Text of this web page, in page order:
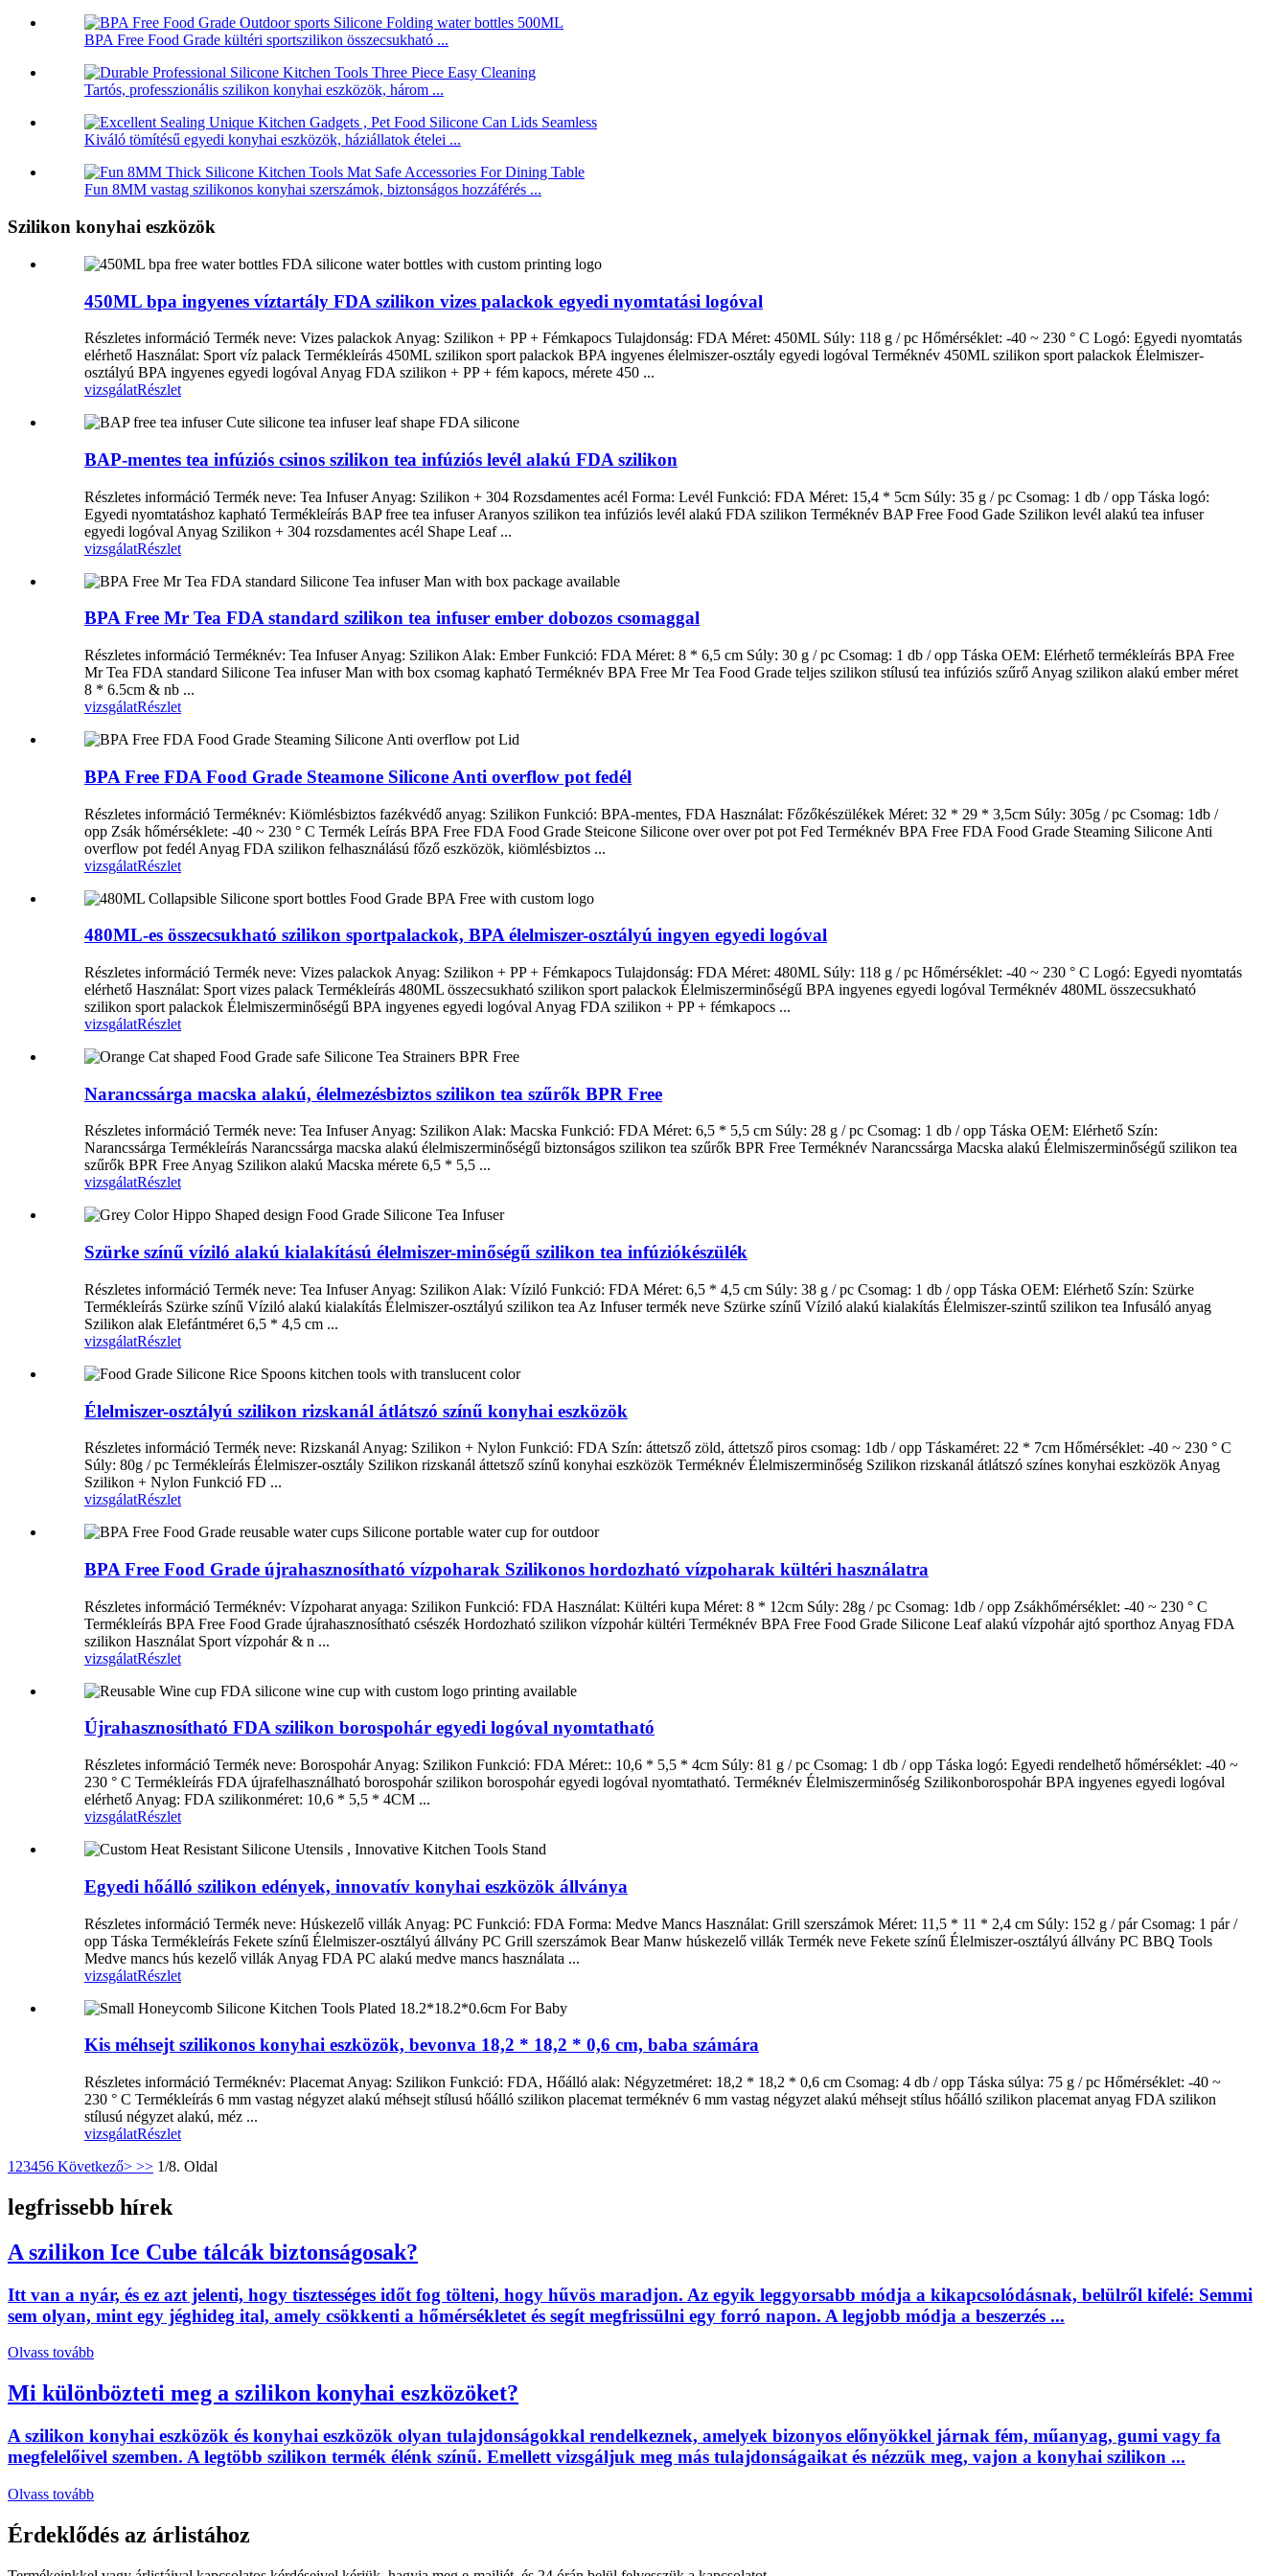
BPA Free Food Grade kültéri sportszilikon összecsukható ...
Tartós, professzionális szilikon konyhai eszközök, három ...
Kiváló tömítésű egyedi konyhai eszközök, háziállatok ételei ...
Fun 8MM vastag szilikonos konyhai szerszámok, biztonságos hozzáférés ...
Szilikon konyhai eszközök
450ML bpa ingyenes víztartály FDA szilikon vizes palackok egyedi nyomtatási logóval
Részletes információ Termék neve: Vizes palackok Anyag: Szilikon + PP + Fémkapocs Tulajdonság: FDA Méret: 450ML Súly: 118 g / pc Hőmérséklet: -40 ~ 230 ° C Logó: Egyedi nyomtatás
elérhető Használat: Sport víz palack Termékleírás 450ML szilikon sport palackok BPA ingyenes élelmiszer-osztály egyedi logóval Terméknév 450ML szilikon sport palackok Élelmiszer-
osztályú BPA ingyenes egyedi logóval Anyag FDA szilikon + PP + fém kapocs, mérete 450 ...
vizsgálatRészlet
BAP-mentes tea infúziós csinos szilikon tea infúziós levél alakú FDA szilikon
Részletes információ Termék neve: Tea Infuser Anyag: Szilikon + 304 Rozsdamentes acél Forma: Levél Funkció: FDA Méret: 15,4 * 5cm Súly: 35 g / pc Csomag: 1 db / opp Táska logó:
Egyedi nyomtatáshoz kapható Termékleírás BAP free tea infuser Aranyos szilikon tea infúziós levél alakú FDA szilikon Terméknév BAP Free Food Gade Szilikon levél alakú tea infuser
egyedi logóval Anyag Szilikon + 304 rozsdamentes acél Shape Leaf ...
vizsgálatRészlet
BPA Free Mr Tea FDA standard szilikon tea infuser ember dobozos csomaggal
Részletes információ Terméknév: Tea Infuser Anyag: Szilikon Alak: Ember Funkció: FDA Méret: 8 * 6,5 cm Súly: 30 g / pc Csomag: 1 db / opp Táska OEM: Elérhető termékleírás BPA Free
Mr Tea FDA standard Silicone Tea infuser Man with box csomag kapható Terméknév BPA Free Mr Tea Food Grade teljes szilikon stílusú tea infúziós szűrő Anyag szilikon alakú ember méret
8 * 6.5cm & nb ...
vizsgálatRészlet
BPA Free FDA Food Grade Steamone Silicone Anti overflow pot fedél
Részletes információ Terméknév: Kiömlésbiztos fazékvédő anyag: Szilikon Funkció: BPA-mentes, FDA Használat: Főzőkészülékek Méret: 32 * 29 * 3,5cm Súly: 305g / pc Csomag: 1db /
opp Zsák hőmérséklete: -40 ~ 230 ° C Termék Leírás BPA Free FDA Food Grade Steicone Silicone over over pot pot Fed Terméknév BPA Free FDA Food Grade Steaming Silicone Anti
overflow pot fedél Anyag FDA szilikon felhasználású főző eszközök, kiömlésbiztos ...
vizsgálatRészlet
480ML-es összecsukható szilikon sportpalackok, BPA élelmiszer-osztályú ingyen egyedi logóval
Részletes információ Termék neve: Vizes palackok Anyag: Szilikon + PP + Fémkapocs Tulajdonság: FDA Méret: 480ML Súly: 118 g / pc Hőmérséklet: -40 ~ 230 ° C Logó: Egyedi nyomtatás
elérhető Használat: Sport vizes palack Termékleírás 480ML összecsukható szilikon sport palackok Élelmiszerminőségű BPA ingyenes egyedi logóval Terméknév 480ML összecsukható
szilikon sport palackok Élelmiszerminőségű BPA ingyenes egyedi logóval Anyag FDA szilikon + PP + fémkapocs ...
vizsgálatRészlet
Narancssárga macska alakú, élelmezésbiztos szilikon tea szűrők BPR Free
Részletes információ Termék neve: Tea Infuser Anyag: Szilikon Alak: Macska Funkció: FDA Méret: 6,5 * 5,5 cm Súly: 28 g / pc Csomag: 1 db / opp Táska OEM: Elérhető Szín:
Narancssárga Termékleírás Narancssárga macska alakú élelmiszerminőségű biztonságos szilikon tea szűrők BPR Free Terméknév Narancssárga Macska alakú Élelmiszerminőségű szilikon tea
szűrők BPR Free Anyag Szilikon alakú Macska mérete 6,5 * 5,5 ...
vizsgálatRészlet
Szürke színű víziló alakú kialakítású élelmiszer-minőségű szilikon tea infúziókészülék
Részletes információ Termék neve: Tea Infuser Anyag: Szilikon Alak: Víziló Funkció: FDA Méret: 6,5 * 4,5 cm Súly: 38 g / pc Csomag: 1 db / opp Táska OEM: Elérhető Szín: Szürke
Termékleírás Szürke színű Víziló alakú kialakítás Élelmiszer-osztályú szilikon tea Az Infuser termék neve Szürke színű Víziló alakú kialakítás Élelmiszer-szintű szilikon tea Infusáló anyag
Szilikon alak Elefántméret 6,5 * 4,5 cm ...
vizsgálatRészlet
Élelmiszer-osztályú szilikon rizskanál átlátszó színű konyhai eszközök
Részletes információ Termék neve: Rizskanál Anyag: Szilikon + Nylon Funkció: FDA Szín: áttetsző zöld, áttetsző piros csomag: 1db / opp Táskaméret: 22 * ​​7cm Hőmérséklet: -40 ~ 230 ° C
Súly: 80g / pc Termékleírás Élelmiszer-osztály Szilikon rizskanál áttetsző színű konyhai eszközök Terméknév Élelmiszerminőség Szilikon rizskanál átlátszó színes konyhai eszközök Anyag
Szilikon + Nylon Funkció FD ...
vizsgálatRészlet
BPA Free Food Grade újrahasznosítható vízpoharak Szilikonos hordozható vízpoharak kültéri használatra
Részletes információ Terméknév: Vízpoharat anyaga: Szilikon Funkció: FDA Használat: Kültéri kupa Méret: 8 * 12cm Súly: 28g / pc Csomag: 1db / opp Zsákhőmérséklet: -40 ~ 230 ° C
Termékleírás BPA Free Food Grade újrahasznosítható csészék Hordozható szilikon vízpohár kültéri Terméknév BPA Free Food Grade Silicone Leaf alakú vízpohár ajtó sporthoz Anyag FDA
szilikon Használat Sport vízpohár & n ...
vizsgálatRészlet
Újrahasznosítható FDA szilikon borospohár egyedi logóval nyomtatható
Részletes információ Termék neve: Borospohár Anyag: Szilikon Funkció: FDA Méret:: 10,6 * 5,5 * 4cm Súly: 81 g / pc Csomag: 1 db / opp Táska logó: Egyedi rendelhető hőmérséklet: -40 ~
230 ° C Termékleírás FDA újrafelhasználható borospohár szilikon borospohár egyedi logóval nyomtatható. Terméknév Élelmiszerminőség Szilikonborospohár BPA ingyenes egyedi logóval
elérhető Anyag: FDA szilikonméret: 10,6 * 5,5 * 4CM ...
vizsgálatRészlet
Egyedi hőálló szilikon edények, innovatív konyhai eszközök állványa
Részletes információ Termék neve: Húskezelő villák Anyag: PC Funkció: FDA Forma: Medve Mancs Használat: Grill szerszámok Méret: 11,5 * 11 * 2,4 cm Súly: 152 g / pár Csomag: 1 pár /
opp Táska Termékleírás Fekete színű Élelmiszer-osztályú állvány PC Grill szerszámok Bear Manw húskezelő villák Termék neve Fekete színű Élelmiszer-osztályú állvány PC BBQ Tools
Medve mancs hús kezelő villák Anyag FDA PC alakú medve mancs használata ...
vizsgálatRészlet
Kis méhsejt szilikonos konyhai eszközök, bevonva 18,2 * 18,2 * 0,6 cm, baba számára
Részletes információ Terméknév: Placemat Anyag: Szilikon Funkció: FDA, Hőálló alak: Négyzetméret: 18,2 * 18,2 * 0,6 cm Csomag: 4 db / opp Táska súlya: 75 g / pc Hőmérséklet: -40 ~
230 ° C Termékleírás 6 mm vastag négyzet alakú méhsejt stílusú hőálló szilikon placemat terméknév 6 mm vastag négyzet alakú méhsejt stílus hőálló szilikon placemat anyag FDA szilikon
stílusú négyzet alakú, méz ...
vizsgálatRészlet
1 23456 Következő> >> 1/8. Oldal
legfrissebb hírek
A szilikon Ice Cube tálcák biztonságosak?
Itt van a nyár, és ez azt jelenti, hogy tisztességes időt fog tölteni, hogy hűvös maradjon. Az egyik leggyorsabb módja a kikapcsolódásnak, belülről kifelé: Semmi
sem olyan, mint egy jéghideg ital, amely csökkenti a hőmérsékletet és segít megfrissülni egy forró napon. A legjobb módja a beszerzés ...
Olvass tovább
Mi különbözteti meg a szilikon konyhai eszközöket?
A szilikon konyhai eszközök és konyhai eszközök olyan tulajdonságokkal rendelkeznek, amelyek bizonyos előnyökkel járnak fém, műanyag, gumi vagy fa
megfelelőivel szemben. A legtöbb szilikon termék élénk színű. Emellett vizsgáljuk meg más tulajdonságaikat és nézzük meg, vajon a konyhai szilikon ...
Olvass tovább
Érdeklődés az árlistához